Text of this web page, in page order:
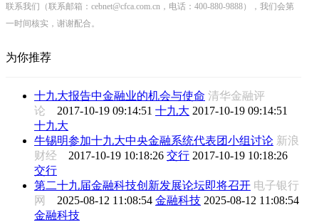
联系我们（联系邮箱：cebnet@cfca.com.cn，电话：400-880-9888），我们会第
一时间核实，谢谢配合。
为你推荐
十九大报告中金融业的机会与使命 清华金融评
论 2017-10-19 09:14:51 十九大 2017-10-19 09:14:51
十九大
牛锡明参加十九大中央金融系统代表团小组讨论 新浪
财经 2017-10-19 10:18:26 交行 2017-10-19 10:18:26
交行
第二十九届金融科技创新发展论坛即将召开 电子银行
网 2025-08-12 11:08:54 金融科技 2025-08-12 11:08:54
金融科技